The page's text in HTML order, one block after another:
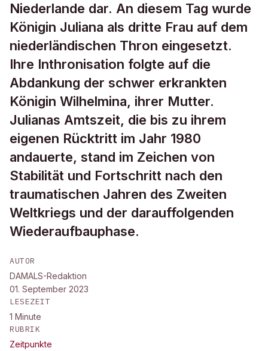
Niederlande dar. An diesem Tag wurde
Königin Juliana als dritte Frau auf dem
niederländischen Thron eingesetzt.
Ihre Inthronisation folgte auf die
Abdankung der schwer erkrankten
Königin Wilhelmina, ihrer Mutter.
Julianas Amtszeit, die bis zu ihrem
eigenen Rücktritt im Jahr 1980
andauerte, stand im Zeichen von
Stabilität und Fortschritt nach den
traumatischen Jahren des Zweiten
Weltkriegs und der darauffolgenden
Wiederaufbauphase.
AUTOR
DAMALS-Redaktion
01. September 2023
LESEZEIT
1 Minute
RUBRIK
Zeitpunkte